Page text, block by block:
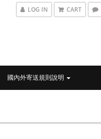
LOG IN CART
國內外寄送規則說明